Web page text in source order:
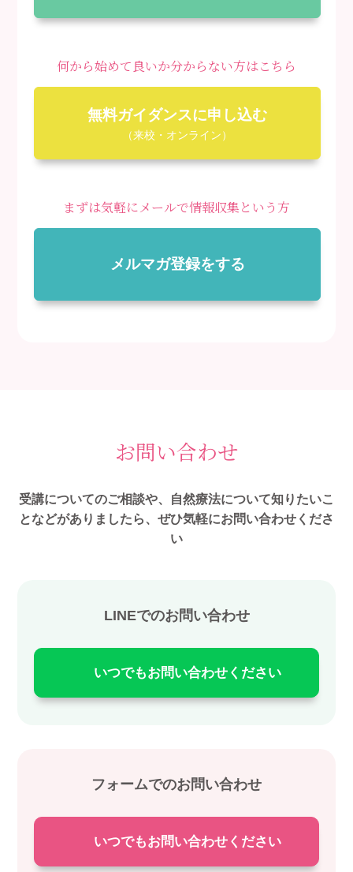
何から始めて良いか分からない方はこちら
無料ガイダンスに申し込む
（来校・オンライン）
まずは気軽にメールで情報収集という方
メルマガ登録をする
お問い合わせ
受講についてのご相談や、自然療法について知りたいこ
となどがありましたら、ぜひ気軽にお問い合わせくださ
い
LINEでのお問い合わせ
いつでもお問い合わせください
フォームでのお問い合わせ
いつでもお問い合わせください